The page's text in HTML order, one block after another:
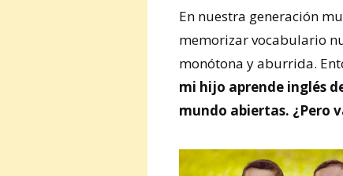
En nuestra generación
memorizar vocabulario
monótona y aburrida.
mi hijo aprende inglés
mundo abiertas. ¿Pero